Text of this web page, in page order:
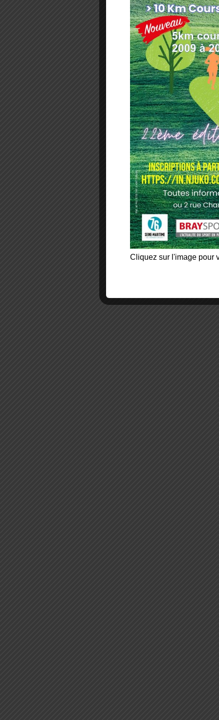
Cliquez sur l'image pour